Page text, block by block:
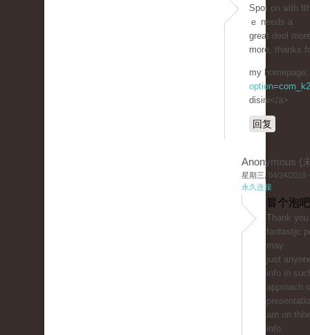
Spot on ѡith
ｅ needs a
great deɑl
more, thanks
my
disini</a>
回复
Anonymous (
星期三, 04/24/2019
永久连接
冒个泡
Thank
fantastjc
mаy
just
info in
approach
am on
info.